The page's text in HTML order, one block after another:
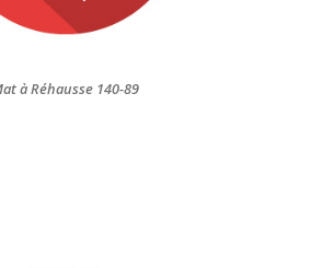
à Réhausse 140-89